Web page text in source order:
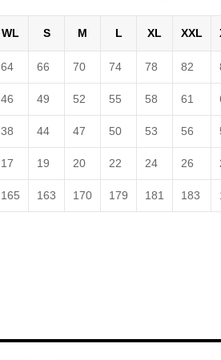
WL S M L XL XXL
64 66 70 74 78 82
46 49 52 55 58 61
38 44 47 50 53 56
17 19 20 22 24 26
165 163 170 179 181 183